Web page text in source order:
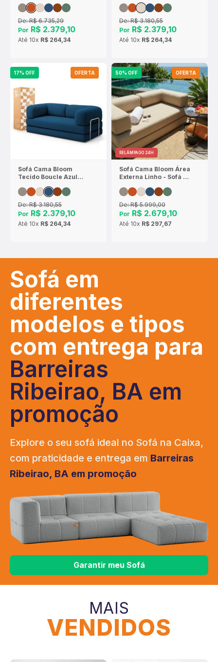
De:R$ 6.735,29
Por R$ 2.379,10
Até 10x R$ 264,34
De:R$ 3.180,55
Por R$ 2.379,10
Até 10x R$ 264,34
17% OFF OFERTA
Sofá Cama Bloom
Tecido Boucle Azul
Marinho - Sofá na
Caixa
De:R$ 3.180,55
Por R$ 2.379,10
Até 10x R$ 264,34
50% OFF OFERTA
RELÂMPAGO 24H
Sofá Cama Bloom Área
Externa Linho - Sofá na
De:R$ 5.999,00
Por R$ 2.679,10
Até 10x R$ 297,67
Sofá em
diferentes
modelos e tipos
com entrega para
Barreiras
Ribeirao, BA em
promoção
Explore o seu sofá ideal no Sofá na Caixa,
com praticidade e entrega em Barreiras
Ribeirao, BA em promoção
Garantir meu Sofá
MAIS
VENDIDOS